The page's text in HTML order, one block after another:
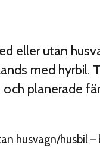
eller utan
med hyrbil.
planerade
husvagn/husbil